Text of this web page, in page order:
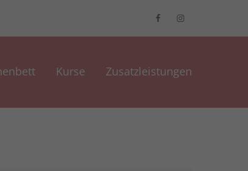
Kurse Zusatzleistungen